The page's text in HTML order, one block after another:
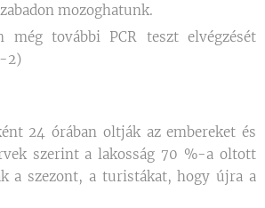
mozoghatunk.
még további PCR teszt elvégzését
2)
24 órában oltják az embereket és
szerint a lakosság 70 %-a oltott
a szezont, a turistákat, hogy újra a